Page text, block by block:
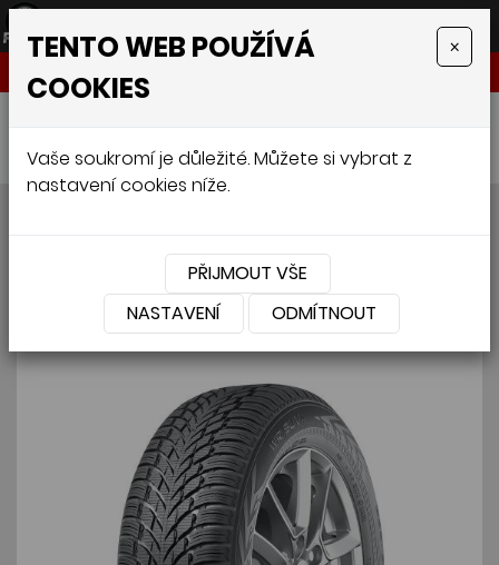
NOKIAN Nokian WR SUV 4 285/45 R19 111V
285/45 R19 111V
TENTO WEB POUŽÍVÁ
COOKIES
×
Vaše soukromí je důležité. Můžete si vybrat z
nastavení cookies níže.
PŘIJMOUT VŠE
NASTAVENÍ
ODMÍTNOUT